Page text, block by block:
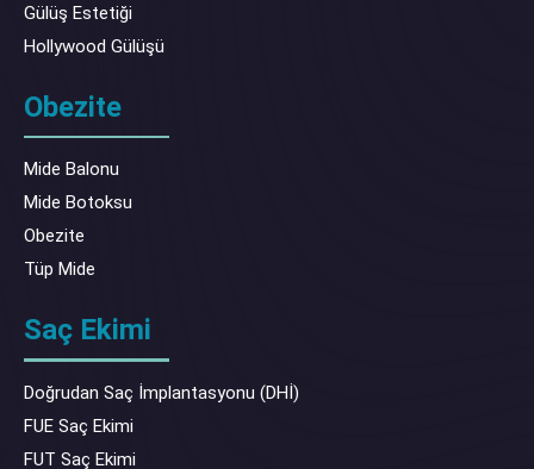
Gülüş Estetiği
Hollywood Gülüşü
Obezite
Mide Balonu
Mide Botoksu
Obezite
Tüp Mide
Saç Ekimi
Doğrudan Saç İmplantasyonu (DHİ)
FUE Saç Ekimi
FUT Saç Ekimi